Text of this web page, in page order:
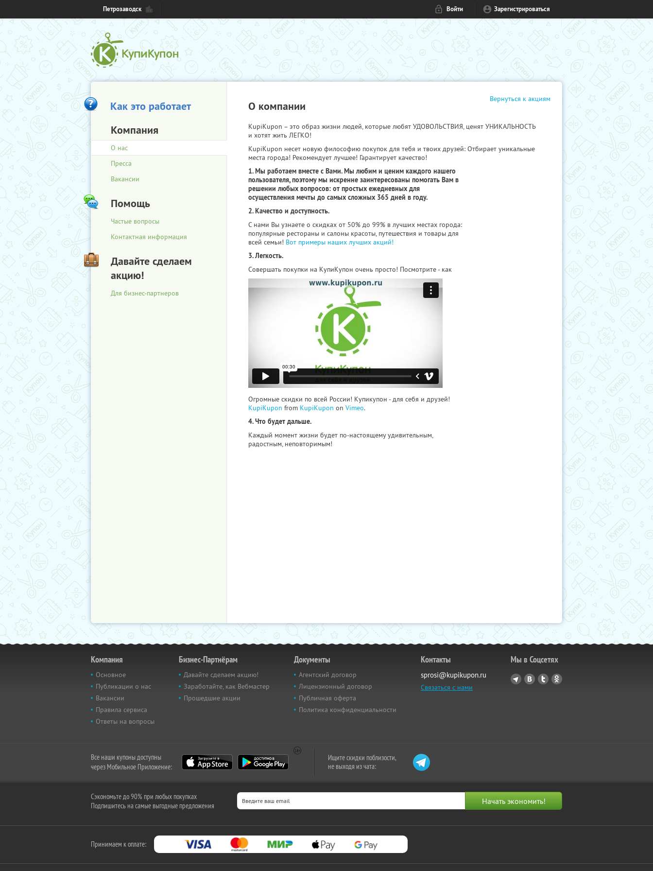
Петрозаводск Войти Зарегистрироваться
Как это работает
Компания
О нас
Пресса
Вакансии
Помощь
Частые вопросы
Контактная информация
Давайте сделаем
акцию!
Для бизнес-партнеров
Вернуться к акциям
О компании
KupiKupon – это образ жизни людей, которые любят УДОВОЛЬСТВИЯ, ценят УНИКАЛЬНОСТЬ
и хотят жить ЛЕГКО!
KupiKupon несет новую философию покупок для тебя и твоих друзей: Отбирает уникальные
места города! Рекомендует лучшее! Гарантирует качество!
1. Мы работаем вместе с Вами. Мы любим и ценим каждого нашего
пользователя, поэтому мы искренне заинтересованы помогать Вам в
решении любых вопросов: от простых ежедневных для
осуществления мечты до самых сложных 365 дней в году.
2. Качество и доступность.
С нами Вы узнаете о скидках от 50% до 99% в лучших местах города:
популярные рестораны и салоны красоты, путешествия и товары для
всей семьи! Вот примеры наших лучших акций!
3. Легкость.
Совершать покупки на КупиКупон очень просто! Посмотрите - как
Огромные скидки по всей России! Купикупон - для себя и друзей!
KupiKupon from KupiKupon on Vimeo.
4. Что будет дальше.
Каждый момент жизни будет по-настоящему удивительным,
радостным, неповторимым!
Компания
Основное
Публикации о нас
Вакансии
Правила сервиса
Ответы на вопросы
Бизнес-Партнёрам
Давайте сделаем акцию!
Заработайте, как Вебмастер
Прошедшие акции
Документы
Агентский договор
Лицензионный договор
Публичная оферта
Политика конфиденциальности
Контакты
sprosi@kupikupon.ru
Связаться с нами
Мы в Соцсетях
Все наши купоны доступны
через Мобильное Приложение:
Ищите скидки поблизости,
не выходя из чата:
Сэкономьте до 90% при любых покупках
Подпишитесь на самые выгодные предложения
Принимаем к оплате: